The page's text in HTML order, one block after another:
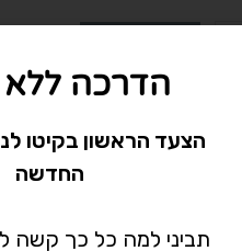
הדרכה ללא
הצעד הראשון בקיטו
החדשה
תביני למה כל כך קשה